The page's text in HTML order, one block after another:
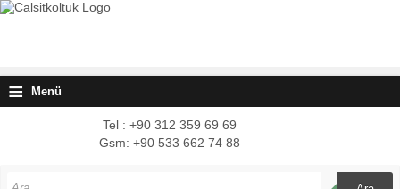
≡ Menü
Tel : +90 312 359 69 69
Gsm: +90 533 662 74 88